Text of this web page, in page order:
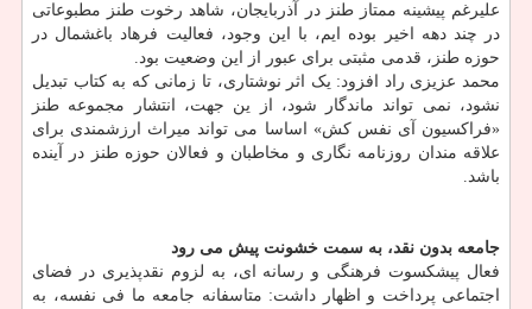
علیرغم پیشینه ممتاز طنز در آذربایجان، شاهد رخوت طنز مطبوعاتی
در چند دهه اخیر بوده ایم، با این وجود، فعالیت فرهاد باغشمال در
حوزه طنز، قدمی مثبتی برای عبور از این وضعیت بود.
محمد عزیزی راد افزود: یک اثر نوشتاری، تا زمانی که به کتاب تبدیل
نشود، نمی تواند ماندگار شود، از ین جهت، انتشار مجموعه طنز
«فراکسیون آی نفس کش» اساسا می تواند میراث ارزشمندی برای
علاقه مندان روزنامه نگاری و مخاطبان و فعالان حوزه طنز در آینده
باشد.
جامعه بدون نقد، به سمت خشونت پیش می رود
فعال پیشکسوت فرهنگی و رسانه ای، به لزوم نقدپذیری در فضای
اجتماعی پرداخت و اظهار داشت: متاسفانه جامعه ما فی نفسه، به